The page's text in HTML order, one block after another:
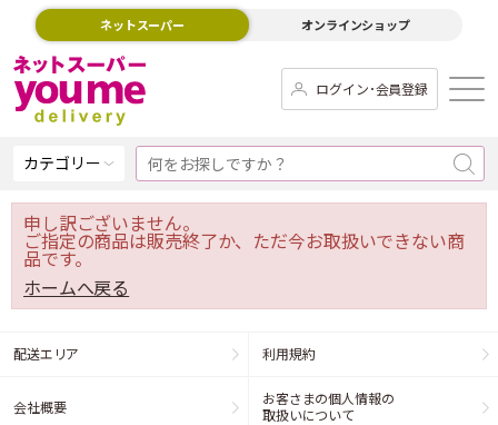
ネットスーパー オンラインショップ
ログイン･会員登録
カテゴリー
申し訳ございません。
ご指定の商品は販売終了か、ただ今お取扱いできない商
品です。
ホームへ戻る
配送エリア 利用規約
会社概要
お客さまの個人情報の
取扱いについて